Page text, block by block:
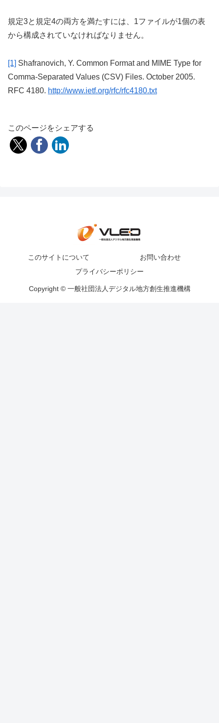
規定3と規定4の両方を満たすには、1ファイルが1個の表
から構成されていなければなりません。
[1] Shafranovich, Y. Common Format and MIME Type for
Comma-Separated Values (CSV) Files. October 2005.
RFC 4180. http://www.ietf.org/rfc/rfc4180.txt
このページをシェアする
このサイトについて
お問い合わせ
プライバシーポリシー
Copyright © 一般社団法人デジタル地方創生推進機構